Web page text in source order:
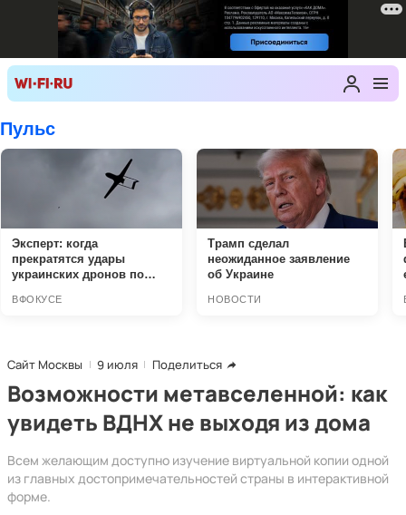
Сайт Москвы 9 июля Поделиться
Возможности метавселенной: как
увидеть ВДНХ не выходя из дома
Всем желающим доступно изучение виртуальной копии одной
из главных достопримечательностей страны в интерактивной
форме.